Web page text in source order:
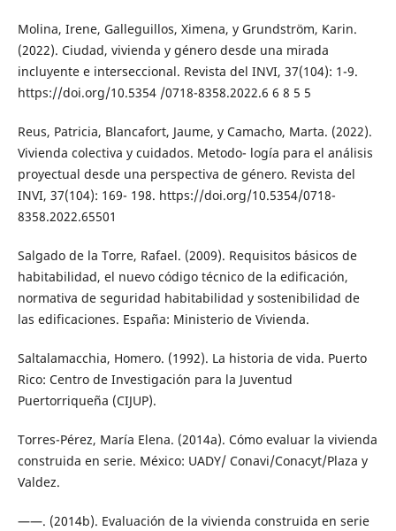
Molina, Irene, Galleguillos, Ximena, y Grundström, Karin.
(2022). Ciudad, vivienda y género desde una mirada
incluyente e interseccional. Revista del INVI, 37(104): 1-9.
https://doi.org/10.5354 /0718-8358.2022.6 6 8 5 5
Reus, Patricia, Blancafort, Jaume, y Camacho, Marta. (2022).
Vivienda colectiva y cuidados. Metodo- logía para el análisis
proyectual desde una perspectiva de género. Revista del
INVI, 37(104): 169- 198. https://doi.org/10.5354/0718-
8358.2022.65501
Salgado de la Torre, Rafael. (2009). Requisitos básicos de
habitabilidad, el nuevo código técnico de la edificación,
normativa de seguridad habitabilidad y sostenibilidad de
las edificaciones. España: Ministerio de Vivienda.
Saltalamacchia, Homero. (1992). La historia de vida. Puerto
Rico: Centro de Investigación para la Juventud
Puertorriqueña (CIJUP).
Torres-Pérez, María Elena. (2014a). Cómo evaluar la vivienda
construida en serie. México: UADY/ Conavi/Conacyt/Plaza y
Valdez.
——. (2014b). Evaluación de la vivienda construida en serie